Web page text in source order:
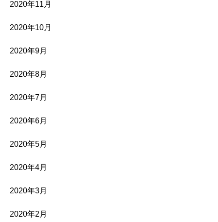
2020年11月
2020年10月
2020年9月
2020年8月
2020年7月
2020年6月
2020年5月
2020年4月
2020年3月
2020年2月